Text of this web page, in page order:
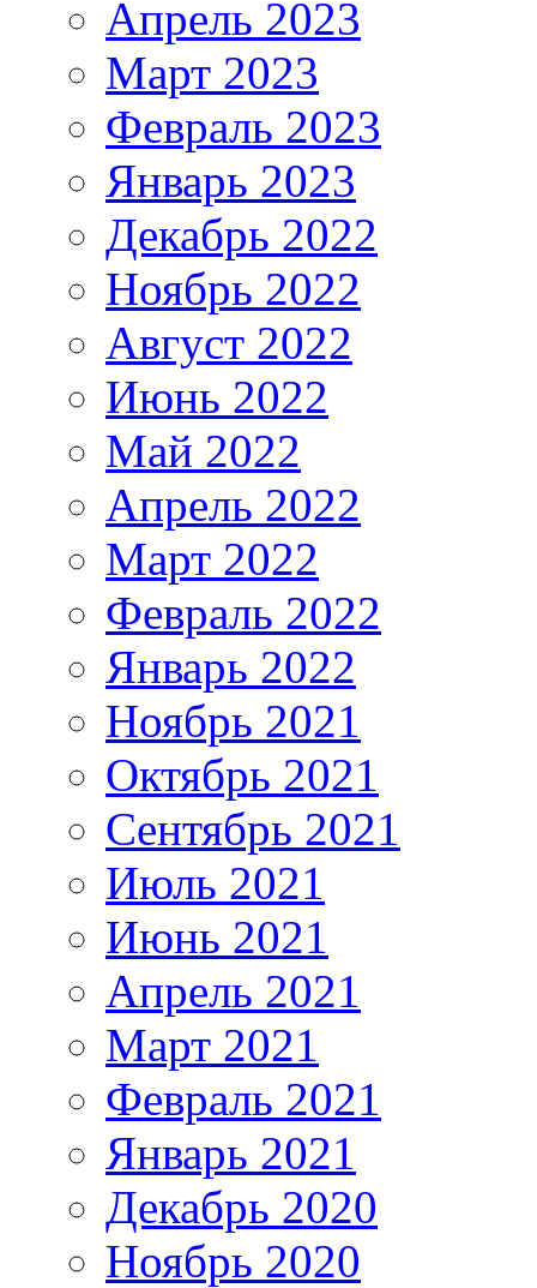
Апрель 2023
Март 2023
Февраль 2023
Январь 2023
Декабрь 2022
Ноябрь 2022
Август 2022
Июнь 2022
Май 2022
Апрель 2022
Март 2022
Февраль 2022
Январь 2022
Ноябрь 2021
Октябрь 2021
Сентябрь 2021
Июль 2021
Июнь 2021
Апрель 2021
Март 2021
Февраль 2021
Январь 2021
Декабрь 2020
Ноябрь 2020